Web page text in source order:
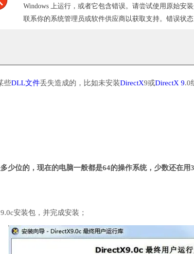
Windows 上运行，或者它包含错误。请尝试使用原始安
联系你的系统管理员或软件供应商以获取支持。错误状态
些DLL文件丢失造成的，比如未安装DirectX9或DirectX 9.0
少位的，现在的电脑一般都是64的操作系统，少数还在用
安装包，并完成安装；